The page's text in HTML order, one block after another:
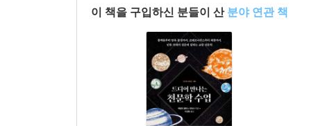
--- p.196
천구가 사라지자 행성들과 별들은 우주 공간에
하는 원인을 새로 찾아야 했다. 그 원인으로 케플
케플러가 보기에 인간은 아주 오랫동안 지구를
부터 지식을 넓혀왔다. 우주의 비밀을 밝히려는
이 책을 구입하신 분들이 산 분야 연관 책